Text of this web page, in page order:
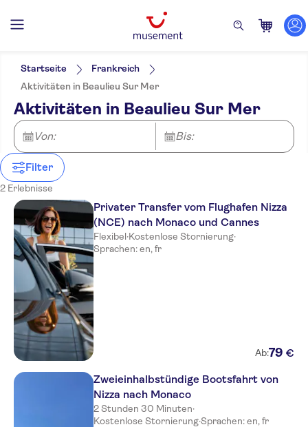
Filter
Min. € Max.
Ticketoptionen
Kostenloser Rücktritt
Geführte Tour
Lokales Flair
Private Tour
Digitale Buchungsbestätigung
Kategorien
Wasseraktivitäten
Ausflüge und Tagestouren
Englisch
Startseite
Frankreich
Aktivitäten in Beaulieu Sur Mer
Aktivitäten in Beaulieu Sur Mer
Von: Bis:
Filter
2 Erlebnisse
Privater Transfer vom Flughafen Nizza
(NCE) nach Monaco und Cannes
Flexibel·Kostenlose Stornierung·
Sprachen: en, fr
Ab:79 €
Zweieinhalbstündige Bootsfahrt von
Nizza nach Monaco
2 Stunden 30 Minuten·
Kostenlose Stornierung·Sprachen: en, fr